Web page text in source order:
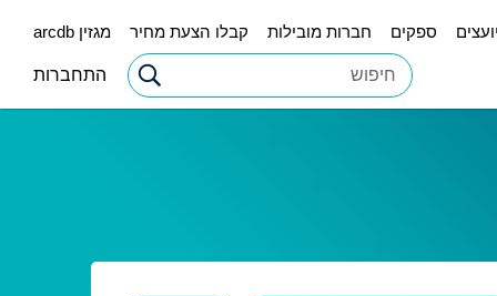
יועצים ספקים חברות מובילות קבלו הצעת מחיר מגזין arcdb
התחברות